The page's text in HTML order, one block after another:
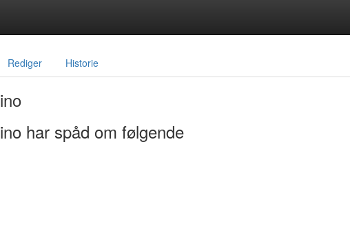
Rediger Historie
har spåd om følgende